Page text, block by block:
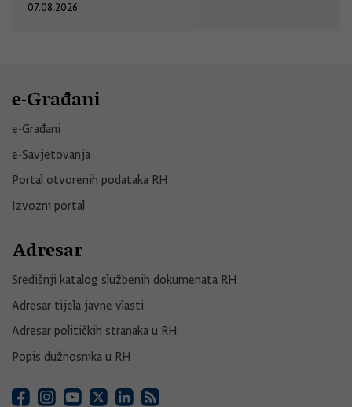
07.08.2026.
e-Građani
e-Građani
e-Savjetovanja
Portal otvorenih podataka RH
Izvozni portal
Adresar
Središnji katalog službenih dokumenata RH
Adresar tijela javne vlasti
Adresar političkih stranaka u RH
Popis dužnosnika u RH